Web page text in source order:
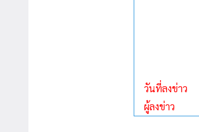
วันที่ลงข่าว
ผู้ลงข่าว